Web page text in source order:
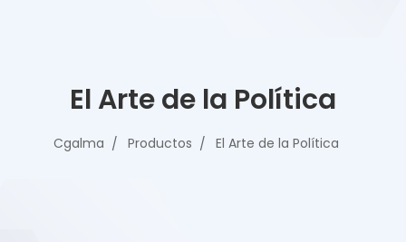
El Arte de la Política
Cgalma Productos El Arte de la Política